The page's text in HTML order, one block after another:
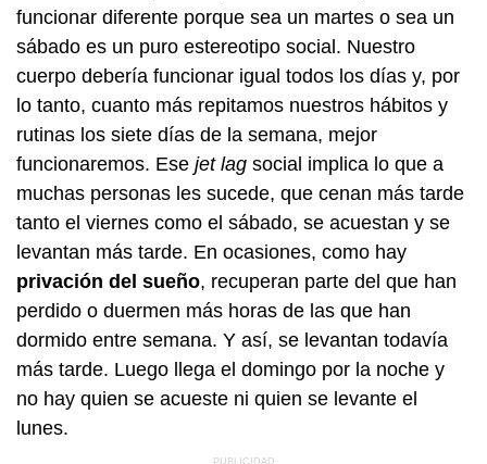
funcionar diferente porque sea un martes o sea un
sábado es un puro estereotipo social. Nuestro
cuerpo debería funcionar igual todos los días y, por
lo tanto, cuanto más repitamos nuestros hábitos y
rutinas los siete días de la semana, mejor
funcionaremos. Ese jet lag social implica lo que a
muchas personas les sucede, que cenan más tarde
tanto el viernes como el sábado, se acuestan y se
levantan más tarde. En ocasiones, como hay
privación del sueño, recuperan parte del que han
perdido o duermen más horas de las que han
dormido entre semana. Y así, se levantan todavía
más tarde. Luego llega el domingo por la noche y
no hay quien se acueste ni quien se levante el
lunes.